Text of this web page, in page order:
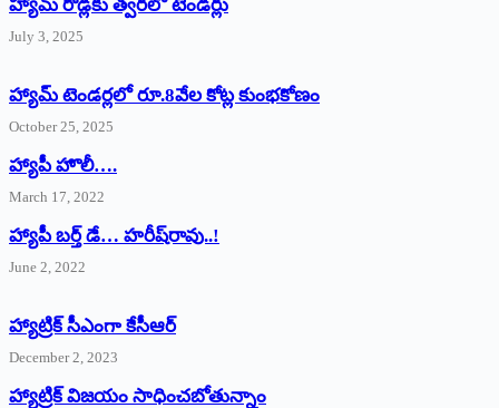
హ్యామ్‌ రోడ్లకు త్వరలో టెండర్లు
July 3, 2025
హ్యామ్‌ ‌టెండర్లలో రూ.8వేల కోట్ల కుంభకోణం
October 25, 2025
హ్యాపీ హొలీ….
March 17, 2022
హ్యాపీ బర్త్ ‌డే… హరీష్‌రావు..!
June 2, 2022
హ్యాట్రిక్‌ ‌సీఎంగా కేసీఆర్‌
December 2, 2023
హ్యాట్రిక్‌ విజయం సాధించబోతున్నాం